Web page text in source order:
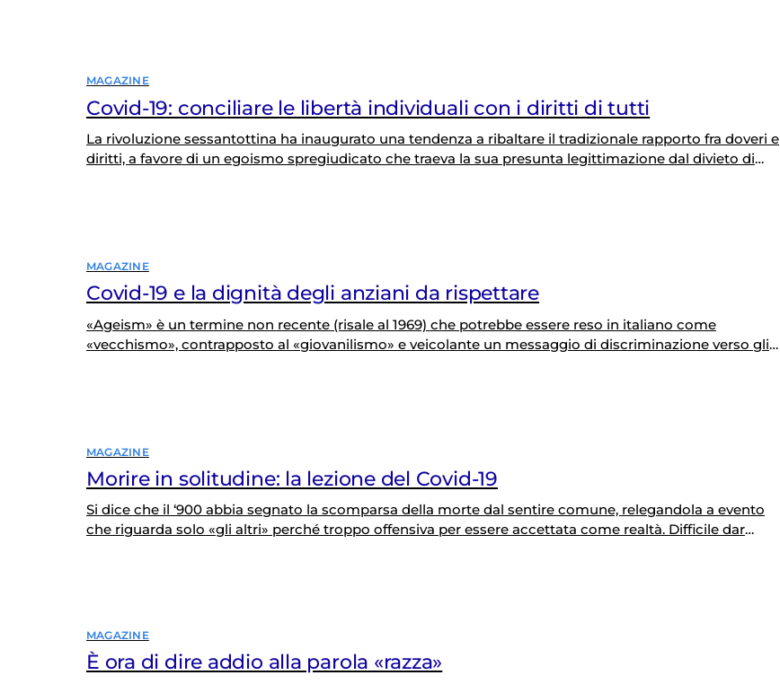
MAGAZINE
Covid-19: conciliare le libertà individuali con i diritti di tutti
La rivoluzione sessantottina ha inaugurato una tendenza a ribaltare il tradizionale rapporto fra doveri e
diritti, a favore di un egoismo spregiudicato che traeva la sua presunta legittimazione dal divieto di
MAGAZINE
Covid-19 e la dignità degli anziani da rispettare
«Ageism» è un termine non recente (risale al 1969) che potrebbe essere reso in italiano come
«vecchismo», contrapposto al «giovanilismo» e veicolante un messaggio di discriminazione verso gli
MAGAZINE
Morire in solitudine: la lezione del Covid-19
Si dice che il ‘900 abbia segnato la scomparsa della morte dal sentire comune, relegandola a evento
che riguarda solo «gli altri» perché troppo offensiva per essere accettata come realtà. Difficile dar
MAGAZINE
È ora di dire addio alla parola «razza»